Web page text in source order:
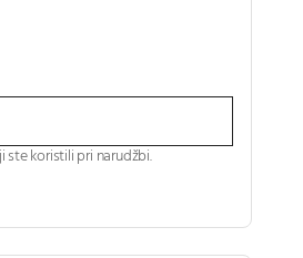
ste koristili pri narudžbi.